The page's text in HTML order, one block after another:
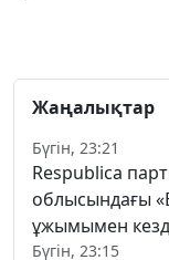
Жаңалықтар
Бүгін, 23:21
Respublica
облысындағы
ұжымымен
Бүгін, 23:15